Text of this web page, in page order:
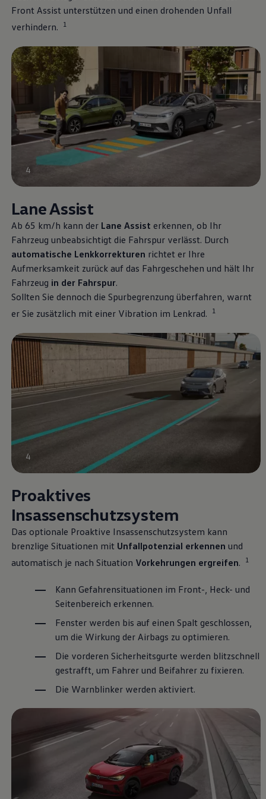
Über Ihr Auto
Vorgängermodelle
Warn- und Kontrollleuchten
Assistenzsysteme
Digitale Betriebsanleitung
Live Beratung
Magazin
Lifestyle
Transport
Familie
Elektromobilität
Volkswagen R
Pannen- und Unfallhilfe
Volkswagen Kundenbetreuung
Front Assist unterstützen und einen drohenden Unfall
verhindern.
1
4
Lane Assist
Ab 65 km/h kann der Lane Assist erkennen, ob Ihr
Fahrzeug unbeabsichtigt die Fahrspur verlässt. Durch
automatische Lenkkorrekturen richtet er Ihre
Aufmerksamkeit zurück auf das Fahrgeschehen und hält Ihr
Fahrzeug in der Fahrspur.
Sollten Sie dennoch die Spurbegrenzung überfahren, warnt
er Sie zusätzlich mit einer Vibration im Lenkrad.
1
4
Proaktives
Insassenschutzsystem
Das optionale Proaktive Insassenschutzsystem kann
brenzlige Situationen mit Unfallpotenzial erkennen und
automatisch je nach Situation Vorkehrungen ergreifen. 1
Kann Gefahrensituationen im Front-, Heck- und
Seitenbereich erkennen.
Fenster werden bis auf einen Spalt geschlossen,
um die Wirkung der Airbags zu optimieren.
Die vorderen Sicherheitsgurte werden blitzschnell
gestrafft, um Fahrer und Beifahrer zu fixieren.
Die Warnblinker werden aktiviert.